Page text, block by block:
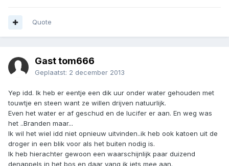
Quote
Gast tom666
Geplaatst: 2 december 2013
Yep idd. Ik heb er eentje een dik uur onder water gehouden met
touwtje en steen want ze willen drijven natuurlijk.
Even het water er af geschud en de lucifer er aan. En weg was
het ..Branden maar...
Ik wil het wiel idd niet opnieuw uitvinden..ik heb ook katoen uit de
droger in een blik voor als het buiten nodig is.
Ik heb hierachter gewoon een waarschijnlijk paar duizend
denappels in het bos en daar vang ik iets mee aan.